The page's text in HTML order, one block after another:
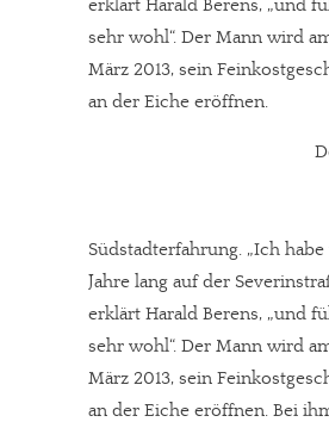
erklärt Harald Berens, „und
sehr wohl“. Der Mann wird
März 2013, sein
an der Eiche eröffnen.
Südstadterfahrung. „Ich
Jahre lang auf der
erklärt Harald Berens, „und
sehr wohl“. Der Mann wird
März 2013, sein
an der Eiche eröffnen. Bei